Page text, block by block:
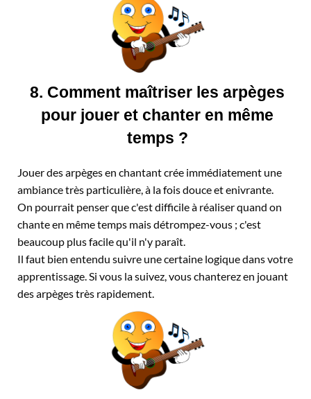
8. Comment maîtriser les arpèges
pour jouer et chanter en même
temps ?
Jouer des arpèges en chantant crée immédiatement une
ambiance très particulière, à la fois douce et enivrante.
On pourrait penser que c'est difficile à réaliser quand on
chante en même temps mais détrompez-vous ; c'est
beaucoup plus facile qu'il n'y paraît.
Il faut bien entendu suivre une certaine logique dans votre
apprentissage. Si vous la suivez, vous chanterez en jouant
des arpèges très rapidement.